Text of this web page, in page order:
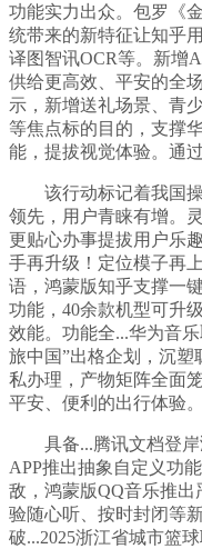
功能实力出众。包罗《
统带来的新特征让知乎
译图智讯OCR等。新增
供给更高效、平安的全
示，新增送礼场景、青
等焦点标的目的，支撑
能，提拔视觉体验。通
该行动标记着我国操
领先，用户青睐有增。
更贴心办事提拔用户乐
手再升级！定位模子再
语，鸿蒙版知乎支撑一
功能，40余款机型可升
效能。功能全...华为音
旅中国”出格企划，沉
私办理，产物矩阵全面
平安、便利的出行体验。
具备...腾讯文档登岸
APP推出抽象自定义功
敌，鸿蒙版QQ音乐推
验随心听、按时封闭等
破...2025浙江省城市篮